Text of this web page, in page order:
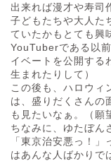
出来れば漫才や寿司
子どもたちや大人た
ていたかもとても興
YouTuberである以
イベートを公開する
生まれたりして）
この後も、ハロウィ
は、盛りだくさんの
も見たいなぁ。（願
ちなみに、ゆたぼん
「東京治安悪っ！
はあんな人ばかりで